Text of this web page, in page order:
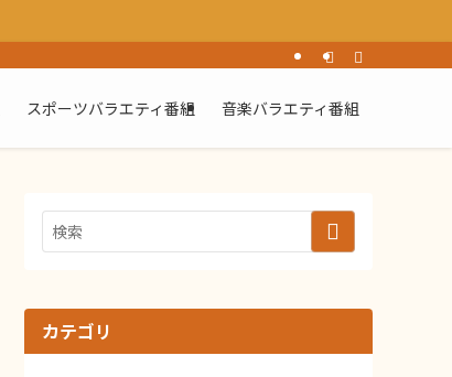
スポーツバラエティ番組 音楽バラエティ番組
カテゴリ